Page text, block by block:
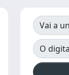
Vai a
O